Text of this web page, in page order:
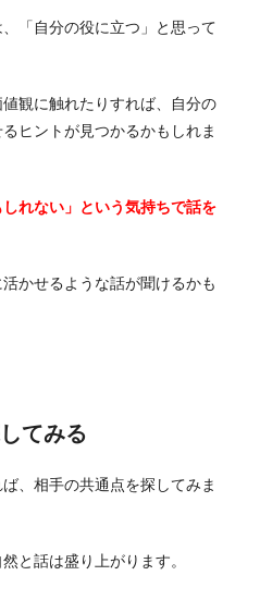
「自分の役に立つ」と思って
観に触れたりすれば、自分の
ヒントが見つかるかもしれま
しれない」という気持ちで話を
かせるような話が聞けるかも
てみる
、相手の共通点を探してみま
と話は盛り上がります。